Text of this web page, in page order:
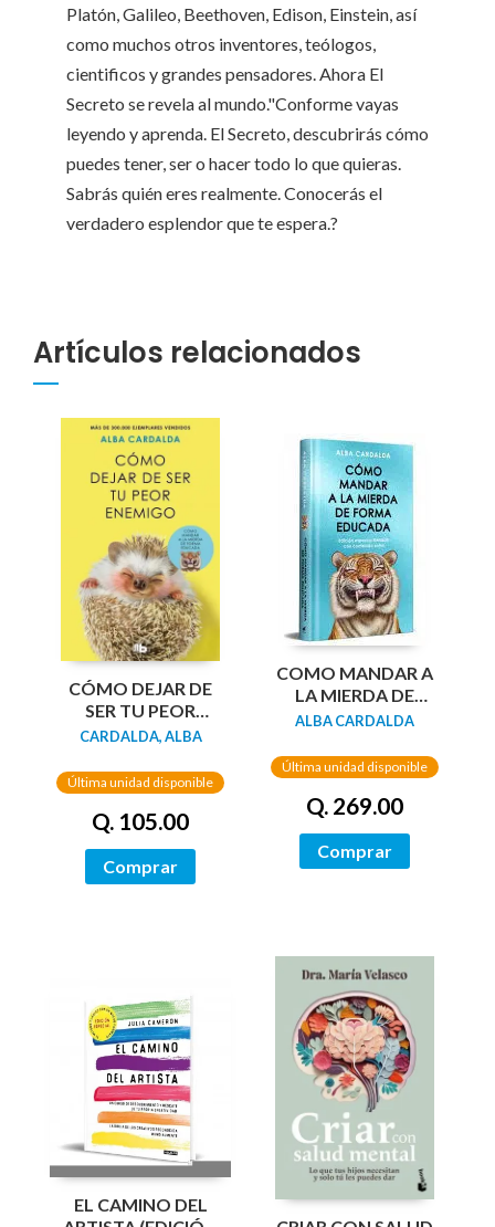
Platón, Galileo, Beethoven, Edison, Einstein, así
como muchos otros inventores, teólogos,
cientificos y grandes pensadores. Ahora El
Secreto se revela al mundo."Conforme vayas
leyendo y aprenda. El Secreto, descubrirás cómo
puedes tener, ser o hacer todo lo que quieras.
Sabrás quién eres realmente. Conocerás el
verdadero esplendor que te espera.?
Artículos relacionados
CÓMO DEJAR DE
SER TU PEOR
ENEMIGO (EDICIÓN
CARDALDA, ALBA
Última unidad disponible
Q. 105.00
Comprar
COMO MANDAR A
LA MIERDA DE
FORMA EDUCADA
TAPA DURA)
ALBA CARDALDA
Última unidad disponible
Q. 269.00
Comprar
EL CAMINO DEL